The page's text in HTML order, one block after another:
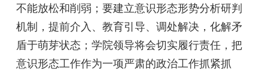
不能放松和削弱；要建立意识形态形势分析研判
机制，提前介入、教育引导、调处解决，化解矛
盾于萌芽状态；学院领导将会切实履行责任，把
意识形态工作作为一项严肃的政治工作抓紧抓